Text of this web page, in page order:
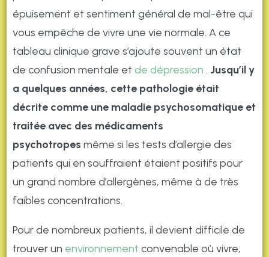
épuisement et sentiment général de mal-être qui
vous empêche de vivre une vie normale. A ce
tableau clinique grave s’ajoute souvent un état
de confusion mentale etde dépression . Jusqu’il y
a quelques années, cette pathologie était
décrite comme une maladie psychosomatique et
traitée avec des médicaments
psychotropes même si les tests d’allergie des
patients qui en souffraient étaient positifs pour
un grand nombre d’allergènes, même à de très
faibles concentrations.
Pour de nombreux patients, il devient difficile de
trouver un environnement convenable où vivre,